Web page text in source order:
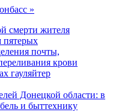
»
смерти жителя
пятерых
почты,
крови
гауляйтер
Донецкой области: в
и быттехнику